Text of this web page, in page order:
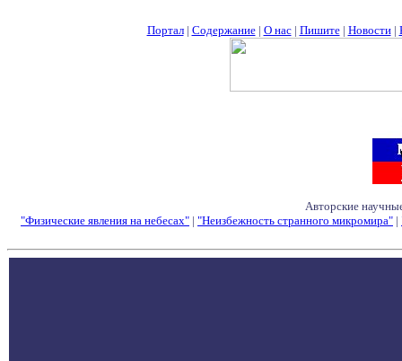
Портал| Содержание| О нас| Пишите| Новости|
Авторские
"Физические явления на небесах" | "Неизбежность странного микромира" |